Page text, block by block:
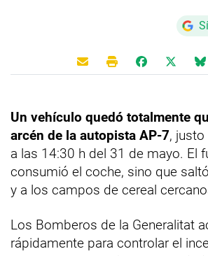
Un vehículo quedó totalmente
arcén de la autopista AP-7, justo
a las 14:30 h del 31 de mayo. El
consumió el coche, sino que
y a los campos de cereal
Los Bomberos de la Generalitat
rápidamente para controlar el